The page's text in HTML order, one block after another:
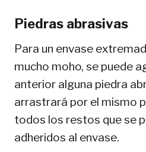
Piedras abrasivas
Para un envase
mucho moho, se puede
anterior alguna piedra
arrastrará por el mismo
todos los restos que se
adheridos al envase.